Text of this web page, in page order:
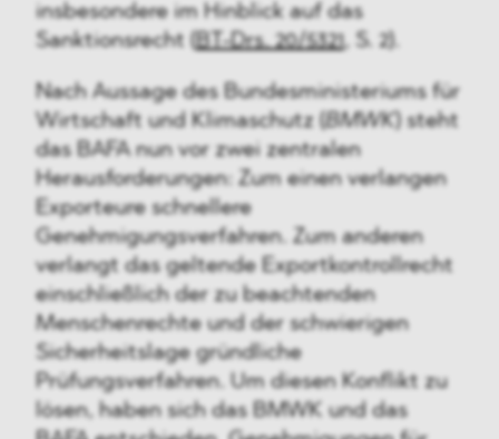
insbesondere im Hinblick auf das
Sanktionsrecht ( BT-Drs. 20/5321, S. 2).
Nach Aussage des Bundesministeriums für
Wirtschaft und Klimaschutz (
BMWK) steht
das BAFA nun vor zwei zentralen
Herausforderungen: Zum einen verlangen
Exporteure schnellere
Genehmigungsverfahren. Zum anderen
verlangt das geltende Exportkontrollrecht
einschließlich der zu beachtenden
Menschenrechte und der schwierigen
Sicherheitslage gründliche
Prüfungsverfahren. Um diesen Konflikt zu
lösen, haben sich das BMWK und das